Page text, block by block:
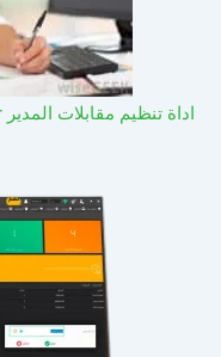
اداة تنظيم مقابلات المدير Interview Manager